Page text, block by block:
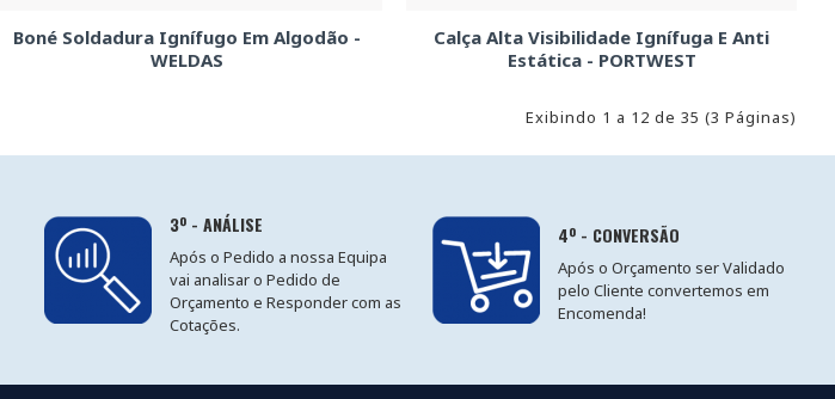
Boné Soldadura Ignífugo Em Algodão -
WELDAS
Calça Alta Visibilidade Ignífuga E Anti
Estática - PORTWEST
Exibindo 1 a 12 de 35 (3 Páginas)
3º - ANÁLISE
Após o Pedido a nossa Equipa
vai analisar o Pedido de
Orçamento e Responder com as
Cotações.
4º - CONVERSÃO
Após o Orçamento ser Validado
pelo Cliente convertemos em
Encomenda!